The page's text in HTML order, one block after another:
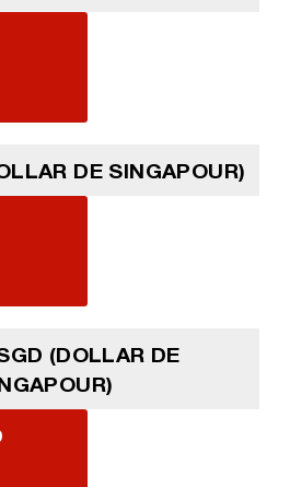
DE SINGAPOUR)
(DOLLAR DE